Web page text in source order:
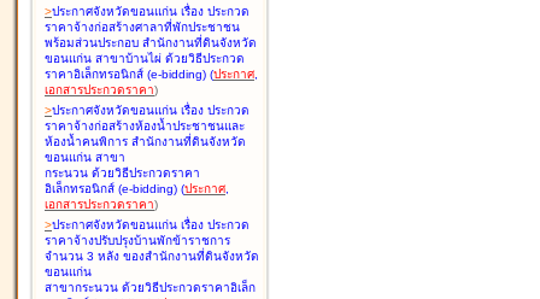
>ประกาศจังหวัดขอนแก่น เรื่อง ประกวด
ราคาจ้างก่อสร้างศาลาที่พักประชาชน
พร้อมส่วนประกอบ สำนักงานที่ดินจังหวัด
ขอนแก่น สาขาบ้านไผ่ ด้วยวิธีประกวด
ราคาอิเล็กทรอนิกส์ (e-bidding) (ประกาศ,
เอกสารประกวดราคา)
>ประกาศจังหวัดขอนแก่น เรื่อง ประกวด
ราคาจ้างก่อสร้างห้องน้ำประชาชนและ
ห้องน้ำคนพิการ สำนักงานที่ดินจังหวัด
ขอนแก่น สาขา
กระนวน ด้วยวิธีประกวดราคา
อิเล็กทรอนิกส์ (e-bidding) (ประกาศ,
เอกสารประกวดราคา)
>ประกาศจังหวัดขอนแก่น เรื่อง ประกวด
ราคาจ้างปรับปรุงบ้านพักข้าราชการ
จำนวน 3 หลัง ของสำนักงานที่ดินจังหวัด
ขอนแก่น
สาขากระนวน ด้วยวิธีประกวดราคาอิเล็ก